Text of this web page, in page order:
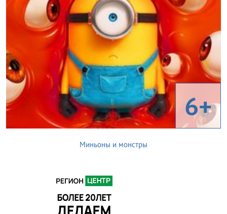
6+
Миньоны и монстры